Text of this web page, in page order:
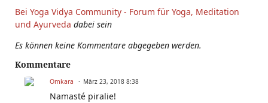
Bei Yoga Vidya Community - Forum für Yoga, Meditation
und Ayurveda dabei sein
Es können keine Kommentare abgegeben werden.
Kommentare
Omkara März 23, 2018 8:38
Namasté piralie!